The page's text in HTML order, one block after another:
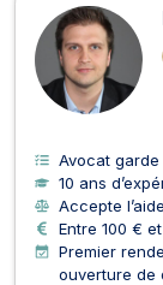
Avocat garde
10 ans
Accepte
Entre 100 €
Premier
ouverture de